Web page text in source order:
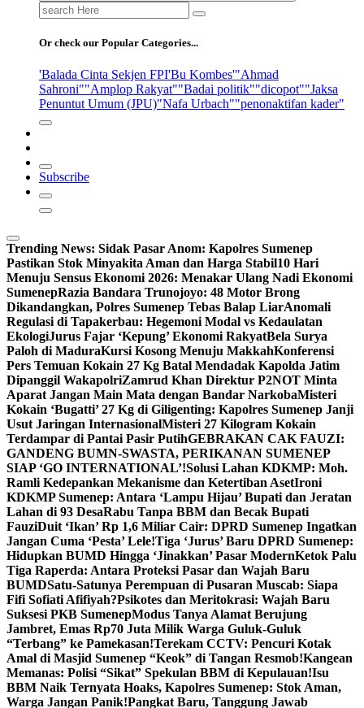
Search
for:
Or check our Popular Categories...
'Balada Cinta Sekjen FPI'Bu Kombes'"Ahmad
Sahroni""Amplop Rakyat""Badai politik""dicopot""Jaksa
Penuntut Umum (JPU)"Nafa Urbach""penonaktifan kader"
Subscribe
Trending News: Sidak Pasar Anom: Kapolres Sumenep
Pastikan Stok Minyakita Aman dan Harga Stabil10 Hari
Menuju Sensus Ekonomi 2026: Menakar Ulang Nadi Ekonomi
SumenepRazia Bandara Trunojoyo: 48 Motor Brong
Dikandangkan, Polres Sumenep Tebas Balap LiarAnomali
Regulasi di Tapakerbau: Hegemoni Modal vs Kedaulatan
EkologiJurus Fajar ‘Kepung’ Ekonomi RakyatBela Surya
Paloh di MaduraKursi Kosong Menuju MakkahKonferensi
Pers Temuan Kokain 27 Kg Batal Mendadak Kapolda Jatim
Dipanggil WakapolriZamrud Khan Direktur P2NOT Minta
Aparat Jangan Main Mata dengan Bandar NarkobaMisteri
Kokain ‘Bugatti’ 27 Kg di Giligenting: Kapolres Sumenep Janji
Usut Jaringan InternasionalMisteri 27 Kilogram Kokain
Terdampar di Pantai Pasir PutihGEBRAKAN CAK FAUZI:
GANDENG BUMN-SWASTA, PERIKANAN SUMENEP
SIAP ‘GO INTERNATIONAL’!Solusi Lahan KDKMP: Moh.
Ramli Kedepankan Mekanisme dan Ketertiban AsetIroni
KDKMP Sumenep: Antara ‘Lampu Hijau’ Bupati dan Jeratan
Lahan di 93 DesaRabu Tanpa BBM dan Becak Bupati
FauziDuit ‘Ikan’ Rp 1,6 Miliar Cair: DPRD Sumenep Ingatkan
Jangan Cuma ‘Pesta’ Lele!Tiga ‘Jurus’ Baru DPRD Sumenep:
Hidupkan BUMD Hingga ‘Jinakkan’ Pasar ModernKetok Palu
Tiga Raperda: Antara Proteksi Pasar dan Wajah Baru
BUMDSatu-Satunya Perempuan di Pusaran Muscab: Siapa
Fifi Sofiati Afifiyah?Psikotes dan Meritokrasi: Wajah Baru
Suksesi PKB SumenepModus Tanya Alamat Berujung
Jambret, Emas Rp70 Juta Milik Warga Guluk-Guluk
“Terbang” ke Pamekasan!Terekam CCTV: Pencuri Kotak
Amal di Masjid Sumenep “Keok” di Tangan Resmob!Kangean
Memanas: Polisi “Sikat” Spekulan BBM di Kepulauan!Isu
BBM Naik Ternyata Hoaks, Kapolres Sumenep: Stok Aman,
Warga Jangan Panik!Pangkat Baru, Tanggung Jawab